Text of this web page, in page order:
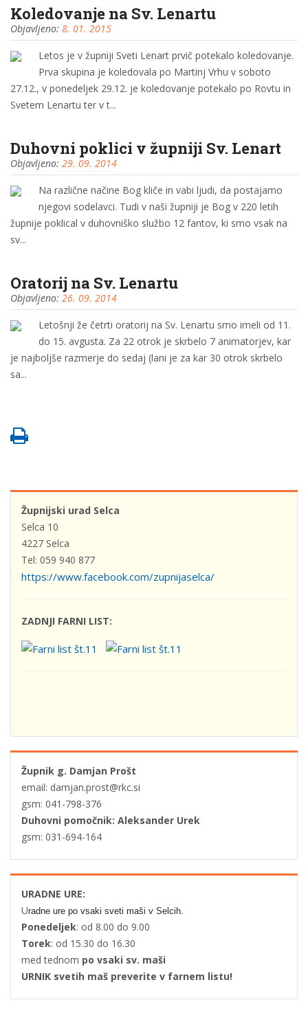
Koledovanje na Sv. Lenartu
Objavljeno: 8. 01. 2015
Letos je v župniji Sveti Lenart prvič potekalo koledovanje.
Prva skupina je koledovala po Martinj Vrhu v soboto
27.12., v ponedeljek 29.12. je koledovanje potekalo po Rovtu in
Svetem Lenartu ter v t...
Duhovni poklici v župniji Sv. Lenart
Objavljeno: 29. 09. 2014
Na različne načine Bog kliče in vabi ljudi, da postajamo
njegovi sodelavci. Tudi v naši župniji je Bog v 220 letih
župnije poklical v duhovniško službo 12 fantov, ki smo vsak na
sv...
Oratorij na Sv. Lenartu
Objavljeno: 26. 09. 2014
Letošnji že četrti oratorij na Sv. Lenartu smo imeli od 11.
do 15. avgusta. Za 22 otrok je skrbelo 7 animatorjev, kar
je najboljše razmerje do sedaj (lani je za kar 30 otrok skrbelo
sa...
Župnijski urad Selca
Selca 10
4227 Selca
Tel: 059 940 877
https://www.facebook.com/zupnijaselca/
ZADNJI FARNI LIST:
Župnik g. Damjan Prošt
email: damjan.prost@rkc.si
gsm: 041-798-376
Duhovni pomočnik: Aleksander Urek
gsm: 031-694-164
URADNE URE:
Uradne ure po vsaki sveti maši v Selcih.
Ponedeljek: od 8.00 do 9.00
Torek: od 15.30 do 16.30
med tednom po vsaki sv. maši
URNIK svetih maš preverite v farnem listu!